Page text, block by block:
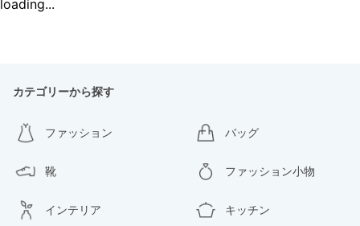
loading...
カテゴリーから探す
ファッション バッグ
靴 ファッション小物
インテリア キッチン